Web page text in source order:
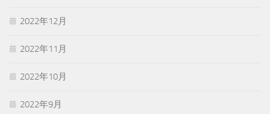
2022年12月
2022年11月
2022年10月
2022年9月